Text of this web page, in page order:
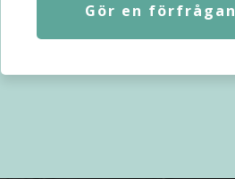
Gör en förfrågan